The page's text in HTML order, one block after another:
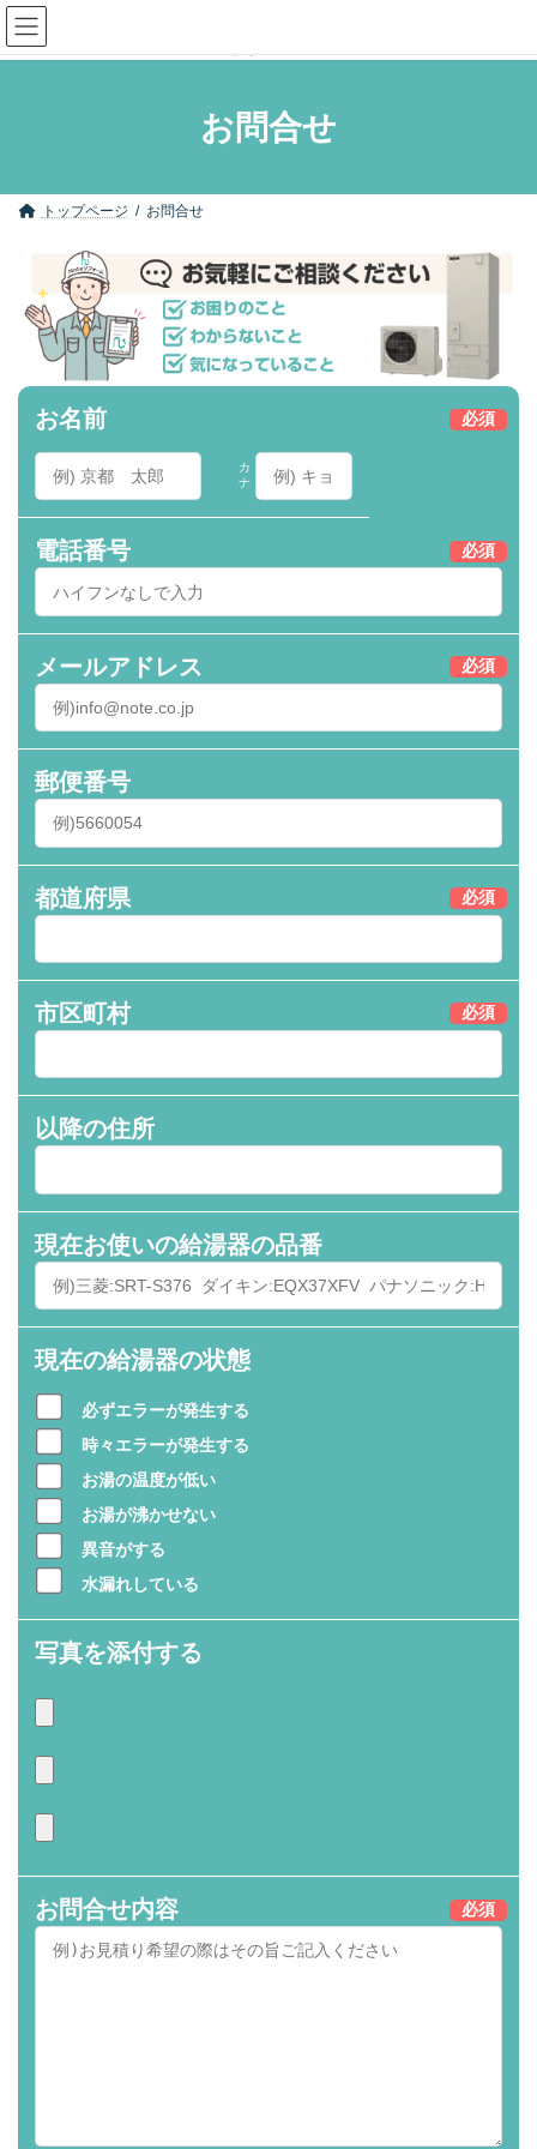
コ
ン
テ
ナ
ビ
ゲ
お問合せ
トップページ お問合せ
必須
お名前
カ
ナ
必須
電話番号
必須
メールアドレス
郵便番号
必須
都道府県
必須
市区町村
以降の住所
現在お使いの給湯器の品番
現在の給湯器の状態
必ずエラーが発生する
時々エラーが発生する
お湯の温度が低い
お湯が沸かせない
異音がする
水漏れしている
写真を添付する
必須
お問合せ内容